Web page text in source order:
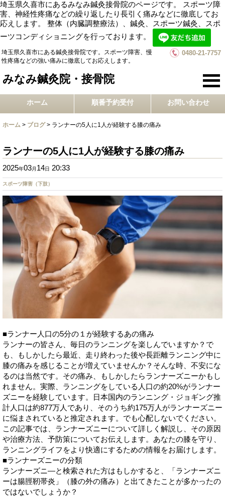
埼玉県久喜市にあるみなみ鍼灸接骨院のページです。 スポーツ障
害、神経性疼痛などの繰り返したり長引く痛みなどに徹底してお
応えします。 整体（内臓調整療法）、鍼灸、スポーツ鍼灸、スポ
ーツコンディショニングを行っております。
埼玉県久喜市にある鍼灸接骨院です。スポーツ障害、慢
性疼痛などの強い痛みに徹底してお応えします。
0480-21-7757
みなみ鍼灸院・接骨院
ホーム 順番予約受付 お問い合わせ
ホーム > ブログ > ランナーの5人に1人が経験する膝の痛み
ランナーの5人に1人が経験する膝の痛み
2025年03月 14日 20:33
スポーツ障害（下肢）
■ランナー人口の5分の１が経験するあの痛み
ランナーの皆さん、毎日のランニングを楽しんでいますか？で
も、もしかしたら最近、走り終わった後や長距離ランニング中に
膝の痛みを感じることが増えていませんか？そんな時、不安にな
るのは当然です。その痛み、もしかしたらランナーズニーかもし
れません。実際、ランニングをしている人口の約20%がランナー
ズニーを経験しています。日本国内のランニング・ジョギング推
計人口は約877万人であり、そのうち約175万人がランナーズニー
に悩まされていると推定されます。でも心配しないでください。
この記事では、ランナーズニーについて詳しく解説し、その原因
や治療方法、予防策についてお伝えします。あなたの膝を守り、
ランニングライフをより快適にするための情報をお届けします。
■ランナーズニーの分類
ランナーズニ―と検索された方はもしかすると、「ランナーズニ
ーは腸脛靭帯炎」（膝の外の痛み）と出てきたことが多かったの
ではないでしょうか？